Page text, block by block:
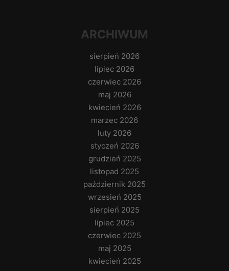
ARCHIWUM
sierpień 2026
lipiec 2026
czerwiec 2026
maj 2026
kwiecień 2026
marzec 2026
luty 2026
styczeń 2026
grudzień 2025
listopad 2025
październik 2025
wrzesień 2025
sierpień 2025
lipiec 2025
czerwiec 2025
maj 2025
kwiecień 2025